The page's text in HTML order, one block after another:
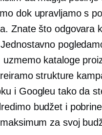
dok upravljamo s
Znate što odgovara
uzmemo kataloge
strukture
i Googleu tako da
budžet i
za svoj